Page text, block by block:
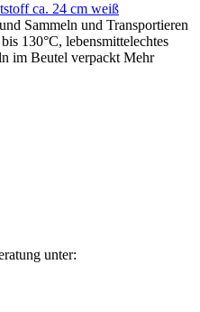
ca. 24 cm weiß
Sammeln und Transportieren
130°C, lebensmittelechtes
im Beutel verpackt Mehr
unter: